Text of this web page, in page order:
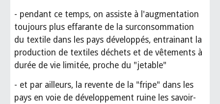
- pendant ce temps, on assiste à l'augmentation
toujours plus effarante de la surconsommation
du textile dans les pays développés, entrainant la
production de textiles déchets et de vêtements à
durée de vie limitée, proche du "jetable"
- et par ailleurs, la revente de la "fripe" dans les
pays en voie de développement ruine les savoir-